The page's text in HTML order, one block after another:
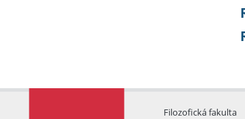
Filozofická fakulta